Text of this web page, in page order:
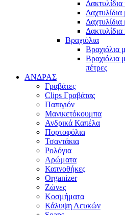
Δαχτυλίδια
Βραχιόλια
Βραχιόλια
Βραχιόλια
πέτρες
ΑΝΔΡΑΣ
Γραβάτες
Clips Γραβάτας
Παπιγιόν
Μανικετόκουμπα
Ανδρικά Καπέλα
Πορτοφόλια
Τσαντάκια
Ρολόγια
Αρώματα
Καπνοθήκες
Organizer
Ζώνες
Κοσμήματα
Κάλυψη Λευκών